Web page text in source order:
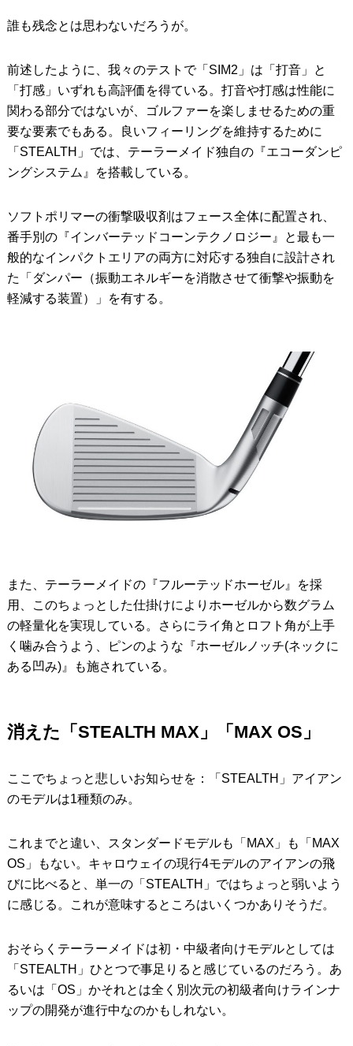
誰も残念とは思わないだろうが。
前述したように、我々のテストで「SIM2」は「打音」と
「打感」いずれも高評価を得ている。打音や打感は性能に
関わる部分ではないが、ゴルファーを楽しませるための重
要な要素でもある。良いフィーリングを維持するために
「STEALTH」では、テーラーメイド独自の『エコーダンピ
ングシステム』を搭載している。
ソフトポリマーの衝撃吸収剤はフェース全体に配置され、
番手別の『インバーテッドコーンテクノロジー』と最も一
般的なインパクトエリアの両方に対応する独自に設計され
た「ダンパー（振動エネルギーを消散させて衝撃や振動を
軽減する装置）」を有する。
また、テーラーメイドの『フルーテッドホーゼル』を採
用、このちょっとした仕掛けによりホーゼルから数グラム
の軽量化を実現している。さらにライ角とロフト角が上手
く噛み合うよう、ピンのような『ホーゼルノッチ(ネックに
ある凹み)』も施されている。
消えた「STEALTH MAX」「MAX OS」
ここでちょっと悲しいお知らせを：「STEALTH」アイアン
のモデルは1種類のみ。
これまでと違い、スタンダードモデルも「MAX」も「MAX
OS」もない。キャロウェイの現行4モデルのアイアンの飛
びに比べると、単一の「STEALTH」ではちょっと弱いよう
に感じる。これが意味するところはいくつかありそうだ。
おそらくテーラーメイドは初・中級者向けモデルとしては
「STEALTH」ひとつで事足りると感じているのだろう。あ
るいは「OS」かそれとは全く別次元の初級者向けラインナ
ップの開発が進行中なのかもしれない。